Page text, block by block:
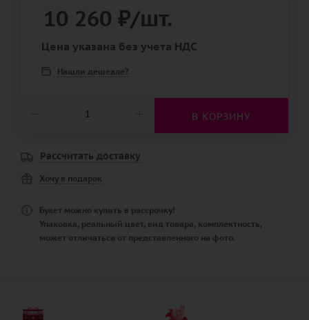
10 260 ₽/шт.
Цена указана без учета НДС
Нашли дешевле?
В КОРЗИНУ
Рассчитать доставку
Хочу в подарок
Букет можно купить в рассрочку!
Упаковка, реальный цвет, вид товара, комплектность,
может отличаться от представленного на фото.